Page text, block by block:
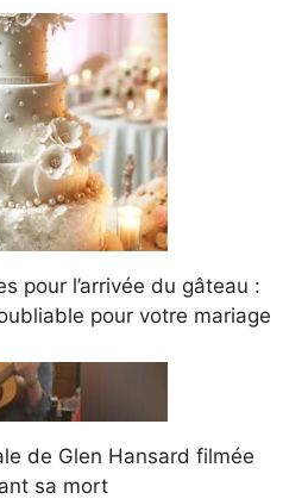
pour l’arrivée du gâteau :
pour votre mariage
de Glen Hansard filmée
sa mort